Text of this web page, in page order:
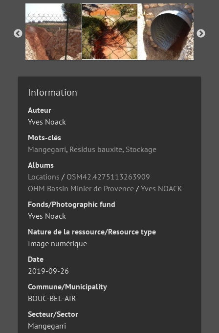
Information
Auteur
Yves Noack
Mots-clés
Mangegarri, Résidus bauxite, Stockage
Albums
Locations / OSM42.4275113263909
OHM Bassin Minier de Provence /Yves NOACK
Fonds/Photographic fund
Yves Noack
Nature de la ressource/Resource type
Image numérique
Date
2019-09-26
Commune/Municipality
BOUC-BEL-AIR
Secteur/Sector
Mangegarri